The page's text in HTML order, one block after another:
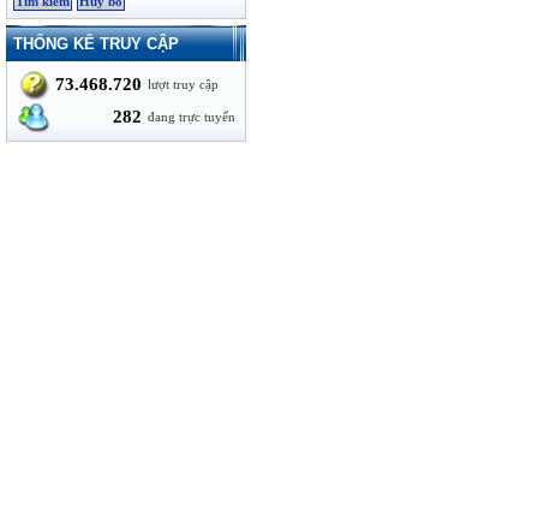
THỐNG KÊ TRUY CẬP
73.468.720 lượt truy cập
282 đang trực tuyến